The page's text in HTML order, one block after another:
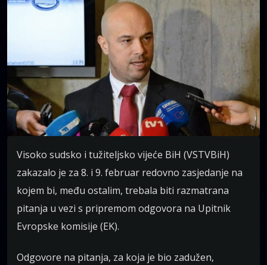
Visoko sudsko i tužiteljsko vijeće BiH (VSTVBiH)
zakazalo je za 8. i 9. februar redovno zasjedanje na
kojem bi, među ostalim, trebala biti razmatrana
pitanja u vezi s pripremom odgovora na Upitnik
Evropske komisije (EK).
Odgovore na pitanja, za koja je bio zadužen,